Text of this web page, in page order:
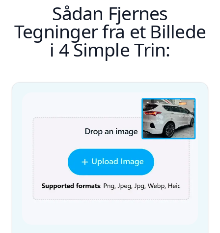
Sådan Fjernes
Tegninger fra et Billede
i 4 Simple Trin: